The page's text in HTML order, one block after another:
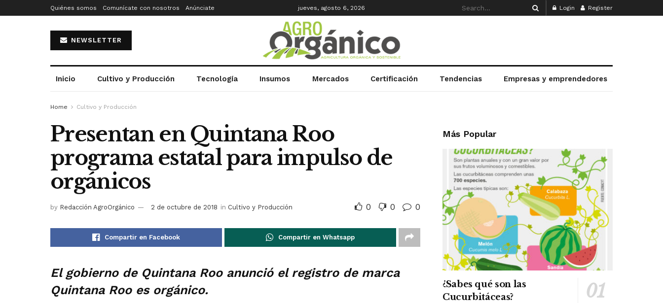
Quiénes somos Comunícate con nosotros Anúnciate jueves, agosto 6, 2026 Login Register
NEWSLETTER
Inicio Cultivo y Producción Tecnología Insumos Mercados Certificación Tendencias Empresas y emprendedores
Home Cultivo y Producción
Presentan en Quintana Roo
programa estatal para impulso de
orgánicos
by Redacción AgroOrgánico 2 de octubre de 2018 in Cultivo y Producción 0 0 0
Compartir en Facebook Compartir en Whatsapp
El gobierno de Quintana Roo anunció el registro de marca
Quintana Roo es orgánico.
Más Popular
¿Sabes qué son las
Cucurbitáceas?